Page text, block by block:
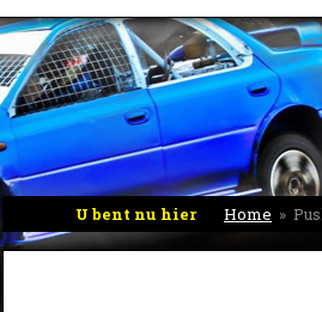
U bent nu hier Home »